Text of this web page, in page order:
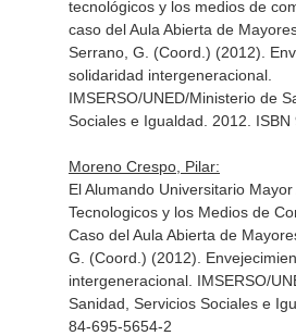
tecnológicos y los medios de
caso del Aula Abierta de
Serrano, G. (Coord.) (2012).
solidaridad intergeneracional.
IMSERSO/UNED/Ministerio de
Sociales e Igualdad. 2012.
Moreno Crespo, Pilar:
El Alumando Universitario
Tecnologicos y los Medios de
Caso del Aula Abierta de
G. (Coord.) (2012).
intergeneracional. IMSERSO/
Sanidad, Servicios Sociales e
84-695-5654-2